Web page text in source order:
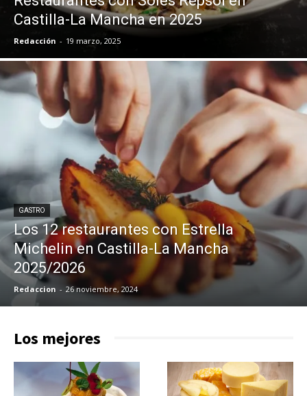
Castilla-La Mancha en 2025
Redacción - 19 marzo, 2025
GASTRO
Los 12 restaurantes con Estrella
Michelin en Castilla-La Mancha
2025/2026
Redaccion - 26 noviembre, 2024
Los mejores